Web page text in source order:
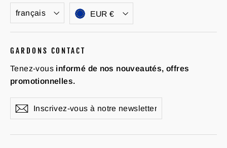
Langue
français Devise
EUR €
GARDONS CONTACT
Tenez-vousinformé de nos nouveautés, offres
promotionnelles.
Inscrivez-
vous
notre
S'inscrire